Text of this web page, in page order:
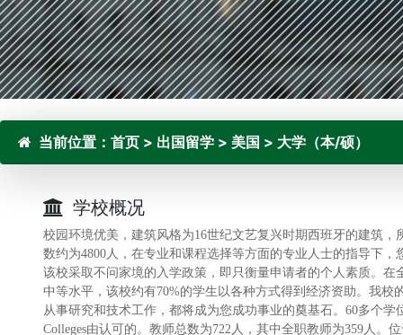
当前位置： 首页 > 出国留学 > 美国 > 大学（本/硕）
学校概况
校园环境优美，建筑风格为16世纪文艺复兴时期西班牙的建筑
数约为4800人，在专业和课程选择等方面的专业人士的指导下
该校采取不问家境的入学政策，即只衡量申请者的个人素质。
中等水平，该校约有70%的学生以各种方式得到经济资助。我
从事研究和技术工作，都将成为您成功事业的奠基石。60多个学
Colleges由认可的。教师总数为722人，其中全职教师为359人